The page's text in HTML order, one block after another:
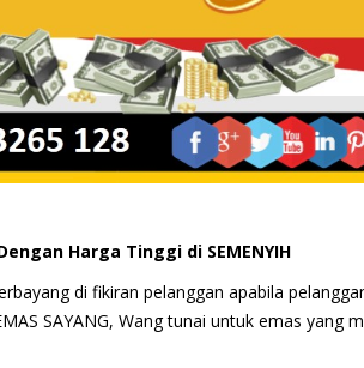
Harga Tinggi di SEMENYIH
di fikiran pelanggan apabila
SAYANG, Wang tunai untuk emas yang